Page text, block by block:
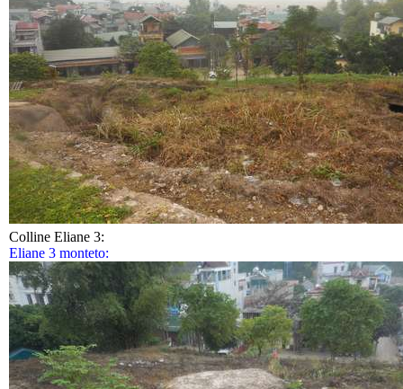
Colline Eliane 3:
Eliane 3 monteto: